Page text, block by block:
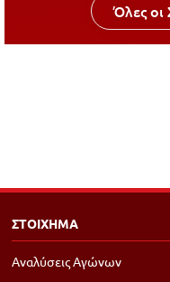
Όλες οι
ΣΤΟΙΧΗΜΑ
Αναλύσεις Αγώνων